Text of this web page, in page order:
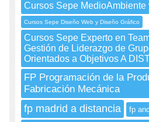
Cursos Sepe MedioAmbiente
Cursos Sepe Diseño Web y Diseño Gráfico
Cursos Sepe Experto en
Gestión de Liderazgo de
Orientados a Objetivos A
FP Programación de la
Fabricación Mecánica
fp madrid a distancia fp